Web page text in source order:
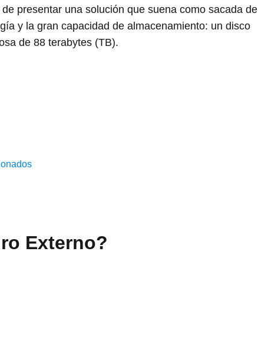
presentar una solución que suena como sacada de
y la gran capacidad de almacenamiento: un disco
de 88 terabytes (TB).
Externo?